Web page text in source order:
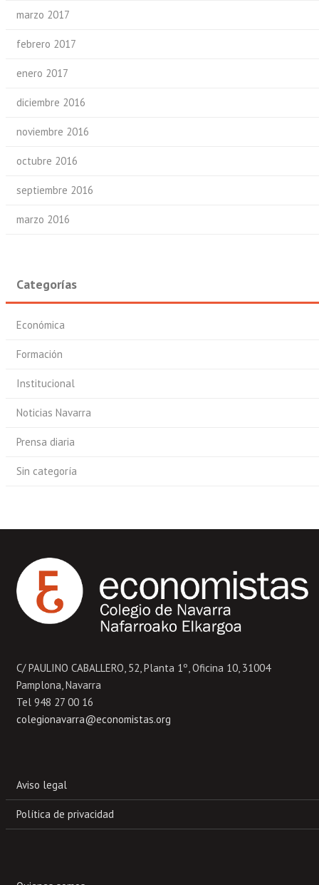
marzo 2017
febrero 2017
enero 2017
diciembre 2016
noviembre 2016
octubre 2016
septiembre 2016
marzo 2016
Categorías
Económica
Formación
Institucional
Noticias Navarra
Prensa diaria
Sin categoría
C/ PAULINO CABALLERO, 52, Planta 1º, Oficina 10, 31004
Pamplona, Navarra
Tel 948 27 00 16
colegionavarra@economistas.org
Aviso legal
Política de privacidad